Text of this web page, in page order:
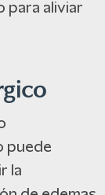
para aliviar
puede
la